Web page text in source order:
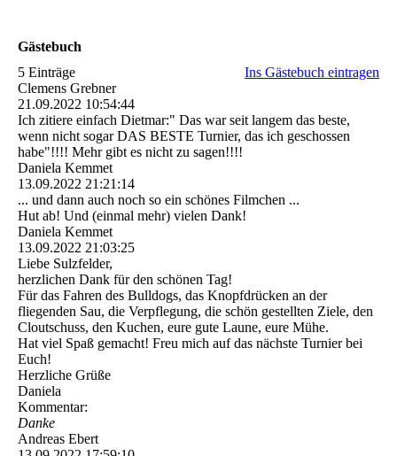
Gästebuch
5 Einträge
Ins Gästebuch eintragen
Clemens Grebner
21.09.2022 10:54:44
Ich zitiere einfach Dietmar:" Das war seit langem das beste,
wenn nicht sogar DAS BESTE Turnier, das ich geschossen
habe"!!!! Mehr gibt es nicht zu sagen!!!!
Daniela Kemmet
13.09.2022 21:21:14
... und dann auch noch so ein schönes Filmchen ...
Hut ab! Und (einmal mehr) vielen Dank!
Daniela Kemmet
13.09.2022 21:03:25
Liebe Sulzfelder,
herzlichen Dank für den schönen Tag!
Für das Fahren des Bulldogs, das Knopfdrücken an der
fliegenden Sau, die Verpflegung, die schön gestellten Ziele, den
Cloutschuss, den Kuchen, eure gute Laune, eure Mühe.
Hat viel Spaß gemacht! Freu mich auf das nächste Turnier bei
Euch!
Herzliche Grüße
Daniela
Kommentar:
Danke
Andreas Ebert